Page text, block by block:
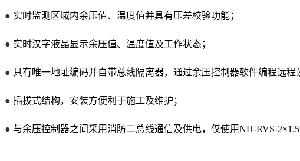
● 实时监测区域内余压值、温度值并具有压差校验功能；
● 实时汉字液晶显示余压值、温度值及工作状态；
● 具有唯一地址编码并自带总线隔离器，通过余压控制器软件编程远
● 插拔式结构，安装方便利于施工及维护；
● 与余压控制器之间采用消防二总线通信及供电，仅使用NH-RVS-